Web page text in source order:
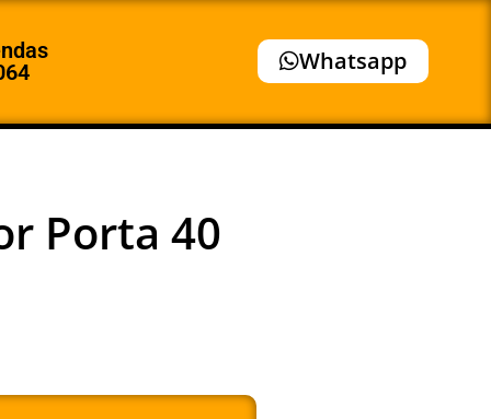
Whatsapp
Porta 40